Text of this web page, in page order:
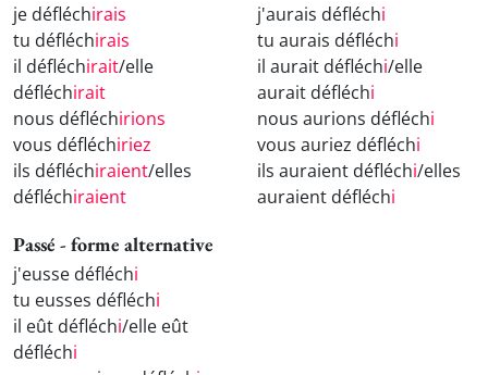
je défléchirais
tu défléchirais
il défléchirait/elle
défléchirait
nous défléchirions
vous défléchiriez
ils défléchiraient/elles
défléchiraient
j'aurais défléchi
tu aurais défléchi
il aurait défléchi/elle
aurait défléchi
nous aurions défléchi
vous auriez défléchi
ils auraient défléchi/elles
auraient défléchi
Passé - forme alternative
j'eusse défléchi
tu eusses défléchi
il eût défléchi/elle eût
défléchi